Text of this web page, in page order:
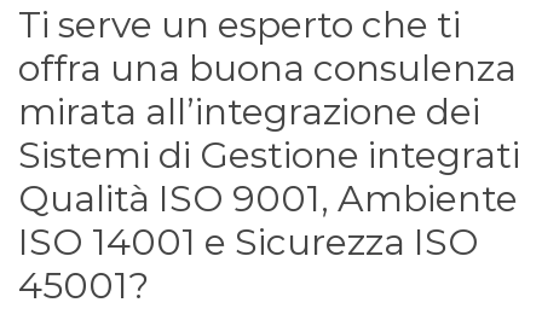
Questionario
Blog e info
FAQ
Ti serve un esperto che ti
offra una buona consulenza
mirata all’integrazione dei
Sistemi di Gestione integrati
Qualità ISO 9001, Ambiente
ISO 14001 e Sicurezza ISO
45001?